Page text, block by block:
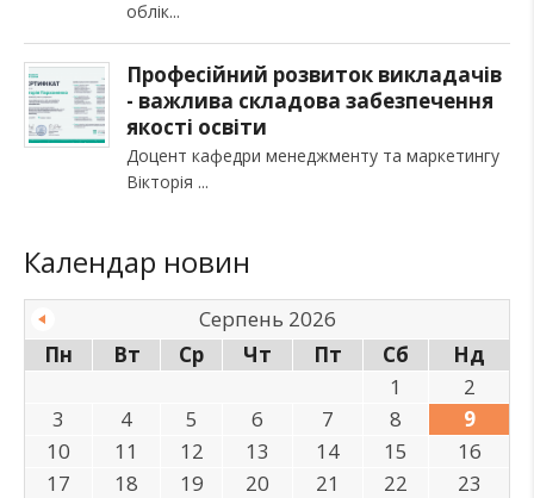
облік
Професійний розвиток викладачів
- важлива складова забезпечення
якості освіти
Доцент кафедри менеджменту та маркетингу
Вікторія
Календар новин
Серпень 2026
Пн
Вт Ср Чт Пт Сб
Нд
1
2
3
4 5 6 7 8
9
10
11 12 13 14 15
16
17
18 19 20 21 22
23